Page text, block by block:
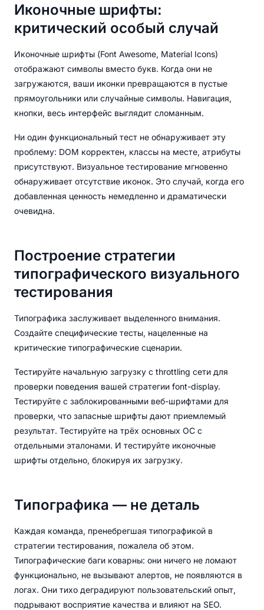
Иконочные шрифты:
критический особый случай
Иконочные шрифты (Font Awesome, Material Icons)
отображают символы вместо букв. Когда они не
загружаются, ваши иконки превращаются в пустые
прямоугольники или случайные символы. Навигация,
кнопки, весь интерфейс выглядит сломанным.
Ни один функциональный тест не обнаруживает эту
проблему: DOM корректен, классы на месте, атрибуты
присутствуют. Визуальное тестирование мгновенно
обнаруживает отсутствие иконок. Это случай, когда его
добавленная ценность немедленно и драматически
очевидна.
Построение стратегии
типографического визуального
тестирования
Типографика заслуживает выделенного внимания.
Создайте специфические тесты, нацеленные на
критические типографические сценарии.
Тестируйте начальную загрузку с throttling сети для
проверки поведения вашей стратегии font-display.
Тестируйте с заблокированными веб-шрифтами для
проверки, что запасные шрифты дают приемлемый
результат. Тестируйте на трёх основных ОС с
отдельными эталонами. И тестируйте иконочные
шрифты отдельно, блокируя их загрузку.
Типографика — не деталь
Каждая команда, пренебрегшая типографикой в
стратегии тестирования, пожалела об этом.
Типографические баги коварны: они ничего не ломают
функционально, не вызывают алертов, не появляются в
логах. Они тихо деградируют пользовательский опыт,
подрывают восприятие качества и влияют на SEO.